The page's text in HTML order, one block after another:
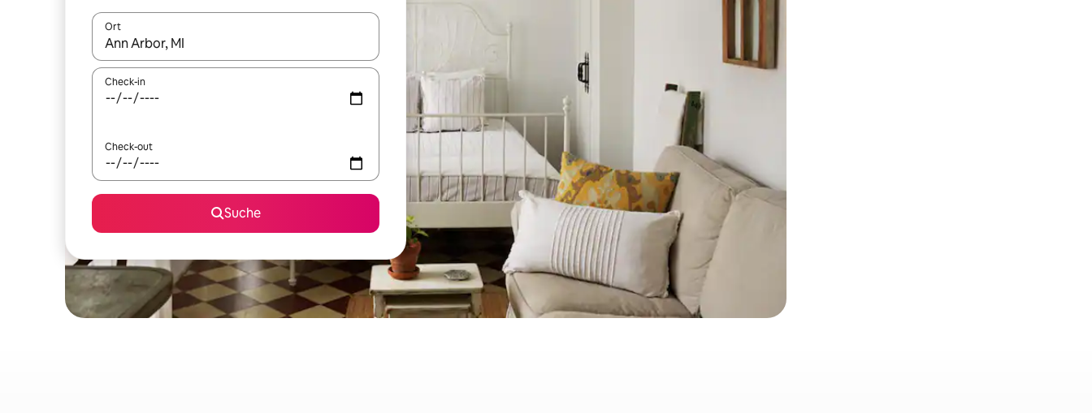
Ort
Wenn Ergebnisse verfügbar sind, navigiere mit den Pfeiltasten nach oben und unten oder erkunde die Ergebnisse durch Berühren oder Wischgesten.
Check-in
Check-out
Suche